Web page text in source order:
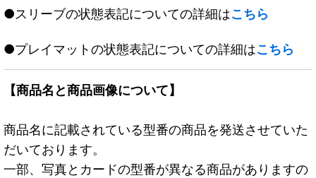
●スリーブの状態表記についての詳細はこちら
●プレイマットの状態表記についての詳細はこちら
【商品名と商品画像について】
商品名に記載されている型番の商品を発送させていた
だいております。
一部、写真とカードの型番が異なる商品がありますの